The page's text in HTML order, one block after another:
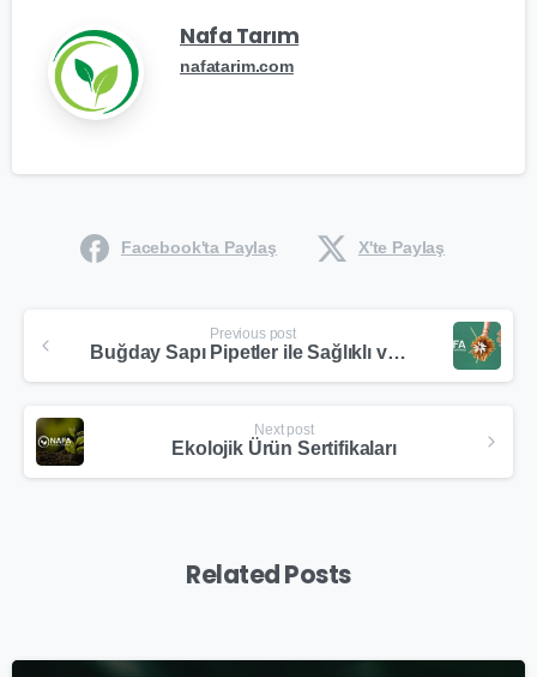
Nafa Tarım
nafatarim.com
Facebook'ta Paylaş X'te Paylaş
Previous post
Buğday Sapı Pipetler ile Sağlıklı ve Şık Sunumlar
Next post
Ekolojik Ürün Sertifikaları
Related Posts